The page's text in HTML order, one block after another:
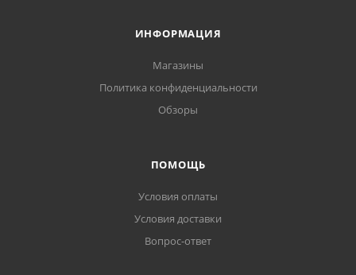
ИНФОРМАЦИЯ
Магазины
Политика конфиденциальности
Обзоры
ПОМОЩЬ
Условия оплаты
Условия доставки
Вопрос-ответ